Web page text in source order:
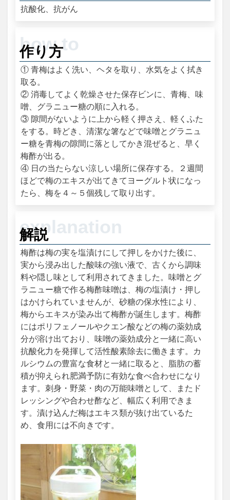
抗酸化、抗がん
作り方
① 青梅はよく洗い、ヘタを取り、水気をよく拭き
取る。
② 消毒してよく乾燥させた保存ビンに、青梅、味
噌、グラニュー糖の順に入れる。
③ 隙間がないように上から軽く押さえ、軽くふた
をする。時どき、清潔な箸などで味噌とグラニュ
ー糖を青梅の隙間に落としてかき混ぜると、早く
梅酢が出る。
④ 日の当たらない涼しい場所に保存する。２週間
ほどで梅のエキスが出てきてヨーグルト状になっ
たら、梅を４～５個残して取り出す。
解説
梅酢は梅の実を塩漬けにして押しをかけた後に、
実から浸み出した酸味の強い液で、古くから調味
料や隠し味として利用されてきました。味噌とグ
ラニュー糖で作る梅酢味噌は、梅の塩漬け・押し
はかけられていませんが、砂糖の保水性により、
梅からエキスが染み出て梅酢が誕生します。梅酢
にはポリフェノールやクエン酸などの梅の薬効成
分が溶け出ており、味噌の薬効成分と一緒に高い
抗酸化力を発揮して活性酸素除去に働きます。カ
ルシウムの豊富な食材と一緒に取ると、脂肪の蓄
積が抑えられ肥満予防に有効な食べ合わせになり
ます。刺身・野菜・肉の万能味噌として、またド
レッシングや合わせ酢など、幅広く利用できま
す。漬け込んだ梅はエキス類が抜け出ているた
め、食用には不向きです。